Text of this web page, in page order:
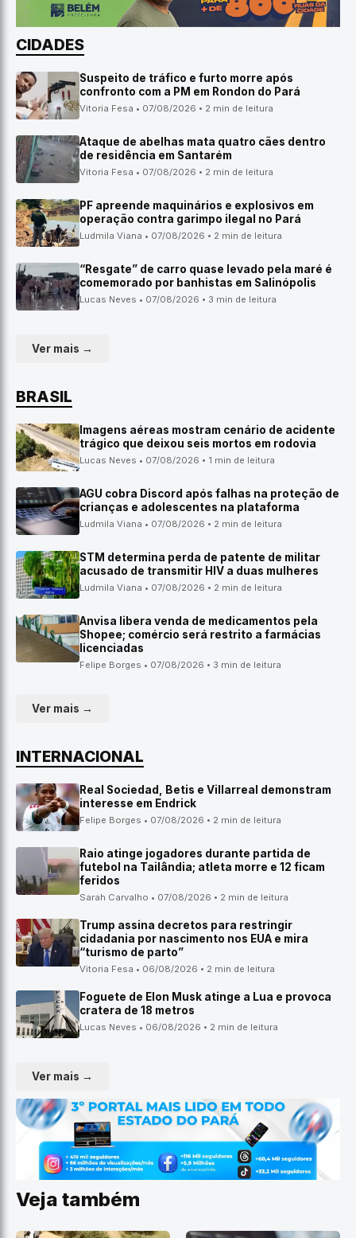
CIDADES
Suspeito de tráfico e furto morre após
confronto com a PM em Rondon do Pará
Vitoria Fesa • 07/08/2026 • 2 min de leitura
Ataque de abelhas mata quatro cães dentro
de residência em Santarém
Vitoria Fesa • 07/08/2026 • 2 min de leitura
PF apreende maquinários e explosivos em
operação contra garimpo ilegal no Pará
Ludmila Viana • 07/08/2026 • 2 min de leitura
“Resgate” de carro quase levado pela maré é
comemorado por banhistas em Salinópolis
Lucas Neves • 07/08/2026 • 3 min de leitura
Ver mais →
BRASIL
Imagens aéreas mostram cenário de acidente
trágico que deixou seis mortos em rodovia
Lucas Neves • 07/08/2026 • 1 min de leitura
AGU cobra Discord após falhas na proteção de
crianças e adolescentes na plataforma
Ludmila Viana • 07/08/2026 • 2 min de leitura
STM determina perda de patente de militar
acusado de transmitir HIV a duas mulheres
Ludmila Viana • 07/08/2026 • 2 min de leitura
Anvisa libera venda de medicamentos pela
Shopee; comércio será restrito a farmácias
licenciadas
Felipe Borges • 07/08/2026 • 3 min de leitura
Ver mais →
INTERNACIONAL
Real Sociedad, Betis e Villarreal demonstram
interesse em Endrick
Felipe Borges • 07/08/2026 • 2 min de leitura
Raio atinge jogadores durante partida de
futebol na Tailândia; atleta morre e 12 ficam
feridos
Sarah Carvalho • 07/08/2026 • 2 min de leitura
Trump assina decretos para restringir
cidadania por nascimento nos EUA e mira
“turismo de parto”
Vitoria Fesa • 06/08/2026 • 2 min de leitura
Foguete de Elon Musk atinge a Lua e provoca
cratera de 18 metros
Lucas Neves • 06/08/2026 • 2 min de leitura
Ver mais →
Veja também